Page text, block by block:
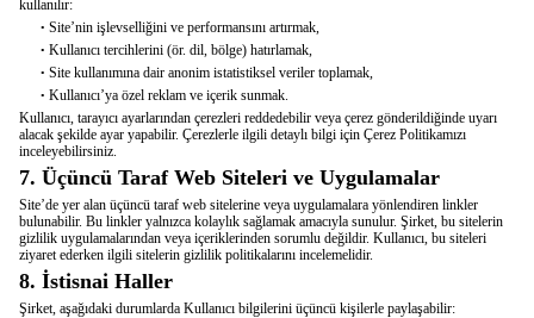
kullanılır:
• Site’nin işlevselliğini ve performansını artırmak,
• Kullanıcı tercihlerini (ör. dil, bölge) hatırlamak,
• Site kullanımına dair anonim istatistiksel veriler toplamak,
• Kullanıcı’ya özel reklam ve içerik sunmak.
Kullanıcı, tarayıcı ayarlarından çerezleri reddedebilir veya çerez gönderildiğinde uyarı
alacak şekilde ayar yapabilir. Çerezlerle ilgili detaylı bilgi için Çerez Politikamızı
inceleyebilirsiniz.
7. Üçüncü Taraf Web Siteleri ve Uygulamalar
Site’de yer alan üçüncü taraf web sitelerine veya uygulamalara yönlendiren linkler
bulunabilir. Bu linkler yalnızca kolaylık sağlamak amacıyla sunulur. Şirket, bu sitelerin
gizlilik uygulamalarından veya içeriklerinden sorumlu değildir. Kullanıcı, bu siteleri
ziyaret ederken ilgili sitelerin gizlilik politikalarını incelemelidir.
8. İstisnai Haller
Şirket, aşağıdaki durumlarda Kullanıcı bilgilerini üçüncü kişilerle paylaşabilir: